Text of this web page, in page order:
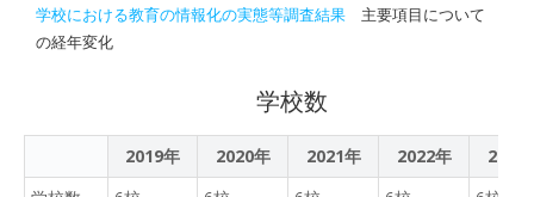
する可能性が高まっていま
化による地域の課題を解決
する可能性を秘めるインタ
ーネット環境の充実。まち
の未来を創造する高度無線
学校における教育の情報化の実態等調査結果 主要項目について
の経年変化
学校数
2019年 2020年 2021年 2022年
2023